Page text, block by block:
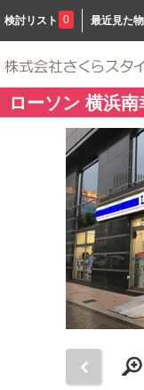
検討リスト 0 最近見た
ローソン 横浜